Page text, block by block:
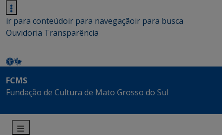
ir para conteúdoir para navegaçãoir para busca
Ouvidoria Transparência
FCMS
Fundação de Cultura de Mato Grosso do Sul